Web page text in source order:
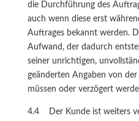
die Durchführung des
auch wenn diese erst
Auftrages bekannt werden.
Aufwand, der dadurch
seiner unrichtigen,
geänderten Angaben von
müssen oder verzögert
4.4 Der Kunde ist weiters